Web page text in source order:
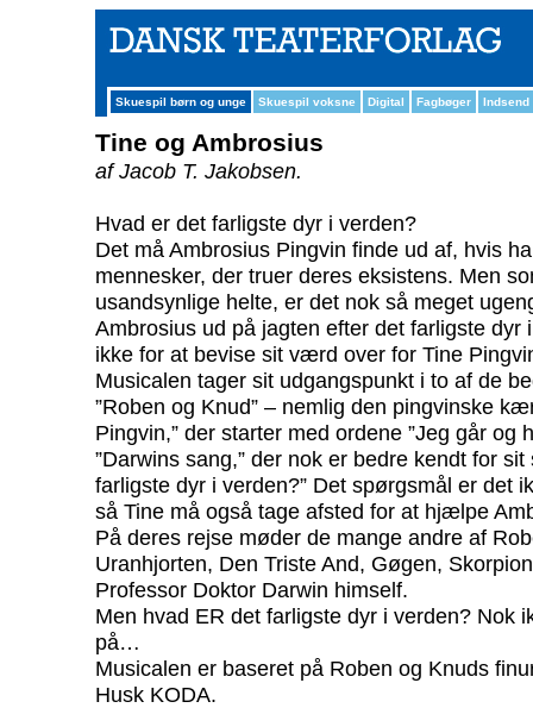
Skuespil børn og unge Skuespil voksne Digital Fagbøger Indsend
Tine og Ambrosius
af Jacob T. Jakobsen.
Hvad er det farligste dyr i verden?
Det må Ambrosius Pingvin finde ud af, hvis
mennesker, der truer deres eksistens. Men
usandsynlige helte, er det nok så meget
Ambrosius ud på jagten efter det farligste dyr
ikke for at bevise sit værd over for Tine
Musicalen tager sit udgangspunkt i to af de
”Roben og Knud” – nemlig den pingvinske
Pingvin,” der starter med ordene ”Jeg går og
”Darwins sang,” der nok er bedre kendt for
farligste dyr i verden?” Det spørgsmål er det
så Tine må også tage afsted for at hjælpe
På deres rejse møder de mange andre af
Uranhjorten, Den Triste And, Gøgen,
Professor Doktor Darwin himself.
Men hvad ER det farligste dyr i verden? Nok
på…
Musicalen er baseret på Roben og Knuds
Husk KODA.